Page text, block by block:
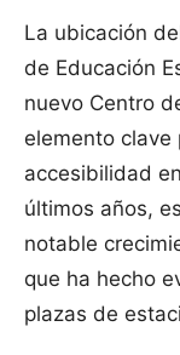
La ubicación
de Educación
nuevo Centro
elemento clave
accesibilidad
últimos años,
notable
que ha hecho
plazas de